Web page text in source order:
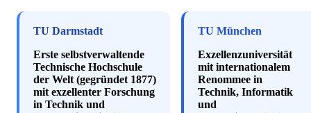
TU Darmstadt
Erste selbstverwaltende
Technische Hochschule
der Welt (gegründet 1877)
mit exzellenter Forschung
in Technik und
TU München
Exzellenzuniversität
mit internationalem
Renommee in
Technik, Informatik
und